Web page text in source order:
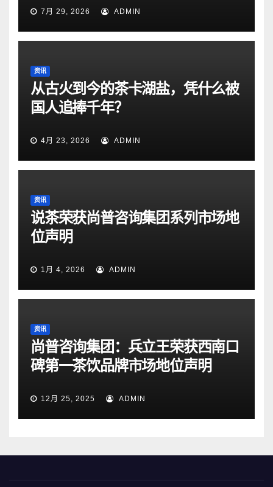
7月 29, 2026 ADMIN
资讯
从古火到今的茶卡湖盐，凭什么被
国人追捧千年？
4月 23, 2026 ADMIN
资讯
说茶荣获尚普咨询集团系列市场地
位声明
1月 4, 2026 ADMIN
资讯
尚普咨询集团：兵立王荣获西南口
碑第一茶饮品牌市场地位声明
12月 25, 2025 ADMIN